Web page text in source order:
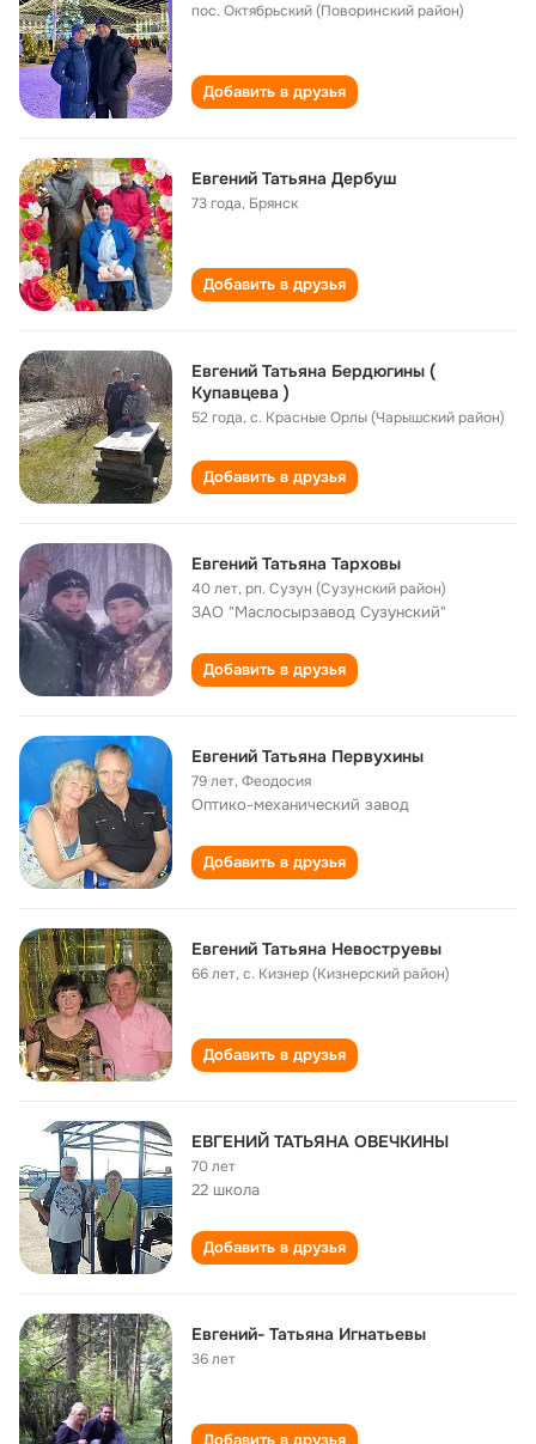
пос. Октябрьский (Поворинский район)
Добавить в друзья
Евгений Татьяна Дербуш
73 года, Брянск
Добавить в друзья
Евгений Татьяна Бердюгины (
Купавцева )
52 года,с. Красные Орлы (Чарышский район)
Добавить в друзья
Евгений Татьяна Тарховы
40 лет,рп. Сузун (Сузунский район)
ЗАО "Маслосырзавод Сузунский"
Добавить в друзья
Евгений Татьяна Первухины
79 лет,Феодосия
Оптико-механический завод
Добавить в друзья
Евгений Татьяна Невоструевы
66 лет,с. Кизнер (Кизнерский район)
Добавить в друзья
ЕВГЕНИЙ ТАТЬЯНА ОВЕЧКИНЫ
70 лет
22 школа
Добавить в друзья
Евгений- Татьяна Игнатьевы
36 лет
Добавить в друзья